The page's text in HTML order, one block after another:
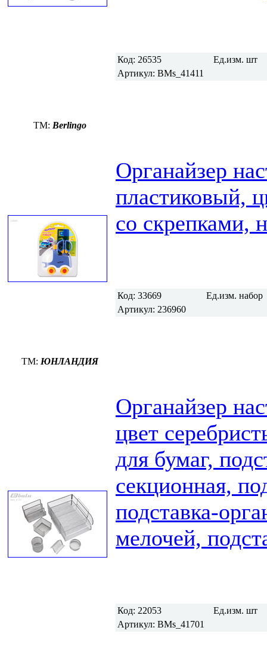
Код: 26535 Ед.изм. шт
Артикул: BMs_41411
TM: Berlingo
Органайзер
пластиковый,
со скрепками,
Код: 33669 Ед.изм. набор
Артикул: 236960
TM: ЮНЛАНДИЯ
Органайзер
цвет
для бумаг,
секционная,
подставка-
мелочей,
Код: 22053 Ед.изм. шт
Артикул: BMs_41701